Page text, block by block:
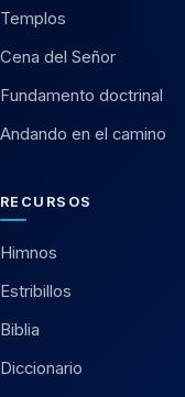
Templos
Cena del Señor
Fundamento doctrinal
Andando en el camino
RECURSOS
Himnos
Estribillos
Biblia
Diccionario